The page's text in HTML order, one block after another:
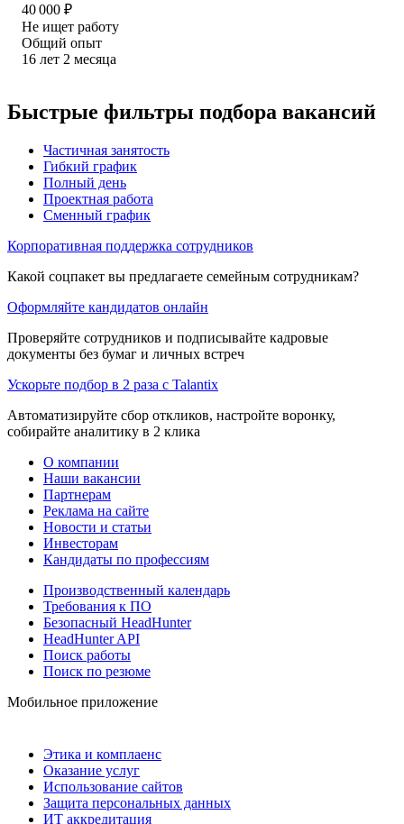
40 000 ₽
Не ищет работу
Общий опыт
16 лет 2 месяца
Быстрые фильтры подбора вакансий
Частичная занятость
Гибкий график
Полный день
Проектная работа
Сменный график
Корпоративная поддержка сотрудников
Какой соцпакет вы предлагаете семейным сотрудникам?
Оформляйте кандидатов онлайн
Проверяйте сотрудников и подписывайте кадровые
документы без бумаг и личных встреч
Ускорьте подбор в 2 раза с Talantix
Автоматизируйте сбор откликов, настройте воронку,
собирайте аналитику в 2 клика
О компании
Наши вакансии
Партнерам
Реклама на сайте
Новости и статьи
Инвесторам
Кандидаты по профессиям
Производственный календарь
Требования к ПО
Безопасный HeadHunter
HeadHunter API
Поиск работы
Поиск по резюме
Мобильное приложение
Этика и комплаенс
Оказание услуг
Использование сайтов
Защита персональных данных
ИТ аккредитация